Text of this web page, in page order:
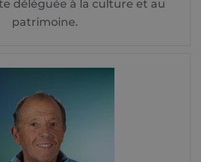
déléguée à la culture et au
patrimoine.